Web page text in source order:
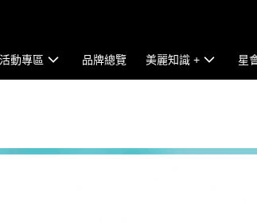
動專區 品牌總覽 美麗知識 + 星